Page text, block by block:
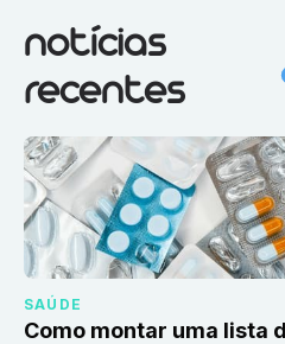
notícias
recentes
SAÚDE
Como montar uma lista